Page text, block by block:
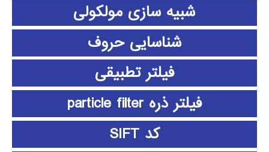
شبیه سازی مولکولی
شناسایی حروف
فیلتر تطبیقی
فیلتر ذره particle filter
کد SIFT